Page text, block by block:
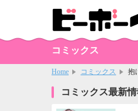
コミックス
Home コミックス 抱
コミックス最新